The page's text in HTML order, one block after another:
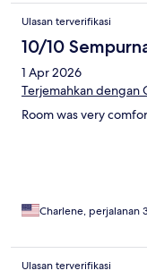
Ulasan terverifikasi
10/10
1 Apr 2026
Terjemahkan dengan
Room was very
Charlene, perjalanan
Ulasan terverifikasi